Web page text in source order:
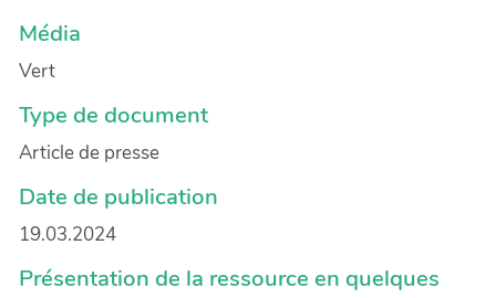
Média
Vert
Type de document
Article de presse
Date de publication
19.03.2024
Présentation de la ressource en quelques